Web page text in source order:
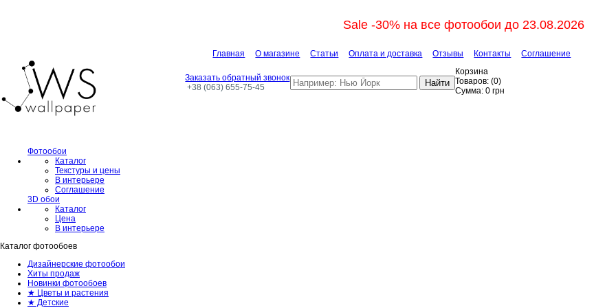
Sale -30% на все фотообои до 23.08.2026
Главная О магазине Статьи Оплата и доставка Отзывы Контакты Соглашение
Заказать обратный звонок
+38 (063) 655-75-45
Найти
Корзина
Товаров: (0)
Сумма: 0 грн
Фотообои
Каталог
Текстуры и цены
В интерьере
Соглашение
3D обои
Каталог
Цена
В интерьере
Каталог фотообоев
Дизайнерские фотообои
Хиты продаж
Новинки фотообоев
★ Цветы и растения
★ Детские